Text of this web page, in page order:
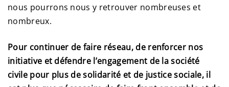
nous pourrons nous y retrouver nombreuses et
nombreux.
Pour continuer de faire réseau, de renforcer nos
initiative et défendre l’engagement de la société
civile pour plus de solidarité et de justice sociale, il